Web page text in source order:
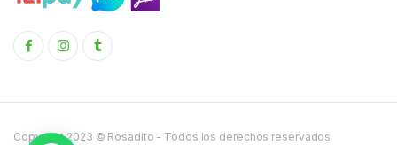
Copyright 2023 © Rosadito - Todos los derechos reservados